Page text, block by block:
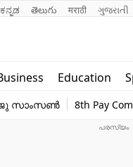
ಕನ್ನಡ తెలుగు मराठी ગુજરાતી
Education
world
സാംസൺ 8th Pay